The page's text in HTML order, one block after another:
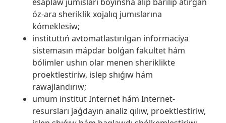
óz-ara sheriklik xojalıq jumıslarına
kómeklesiw;
instituttıń avtomatlastırılgan informaciya
sistemasın mápdar bolǵan fakultet hám
bólimler ushın olar menen sheriklikte
proektlestiriw, islep shıǵıw hám
rawajlandırıw;
umum institut Internet hám Internet-
resursları jaǵdayın analiz qılıw, proektlestiriw,